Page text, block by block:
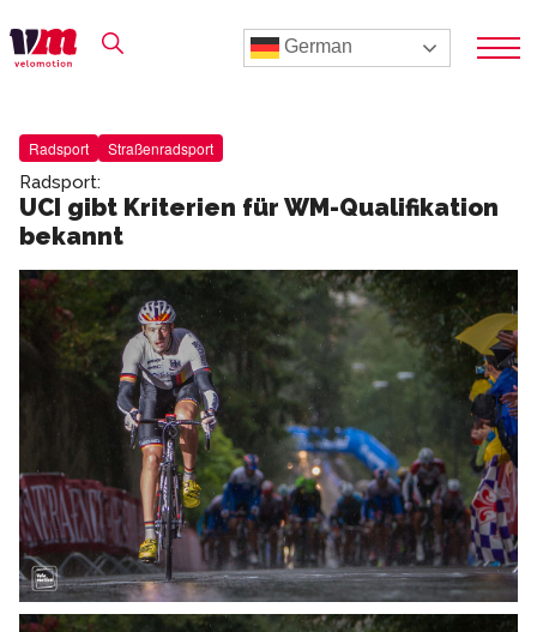
German
Radsport Straßenradsport
Radsport:
UCI gibt Kriterien für WM-Qualifikation
bekannt